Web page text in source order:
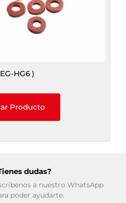
HG6 )
Producto
dudas?
a nuestro WhatsApp
poder ayudarte.